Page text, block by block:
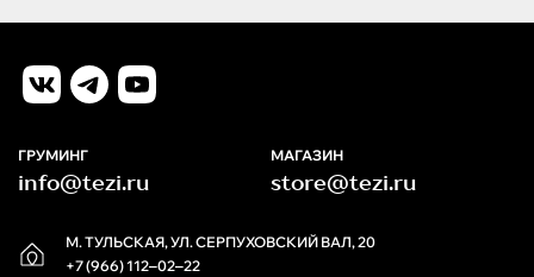
М. ТУЛЬСКАЯ, УЛ. СЕРПУХОВСКИЙ ВАЛ, 20
+7 (966) 112‒02‒22
ГРУМИНГ
info@tezi.ru
МАГАЗИН
store@tezi.ru